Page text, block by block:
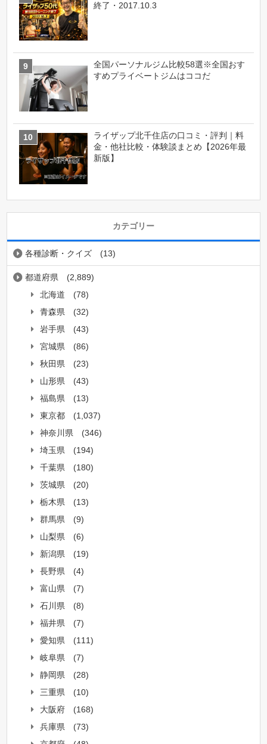
終了・2017.10.3
全国パーソナルジム比較58選※全国おす
すめプライベートジムはココだ
ライザップ北千住店の口コミ・評判｜料
金・他社比較・体験談まとめ【2026年最
新版】
カテゴリー
各種診断・クイズ (13)
都道府県
(2,889)
北海道
(78)
青森県
(32)
岩手県
(43)
宮城県
(86)
秋田県
(23)
山形県
(43)
福島県
(13)
東京都
(1,037)
神奈川県
(346)
埼玉県
(194)
千葉県
(180)
茨城県
(20)
栃木県
(13)
群馬県
(9)
山梨県
(6)
新潟県
(19)
長野県
(4)
富山県
(7)
石川県
(8)
福井県
(7)
愛知県
(111)
岐阜県
(7)
静岡県
(28)
三重県
(10)
大阪府
(168)
兵庫県
(73)